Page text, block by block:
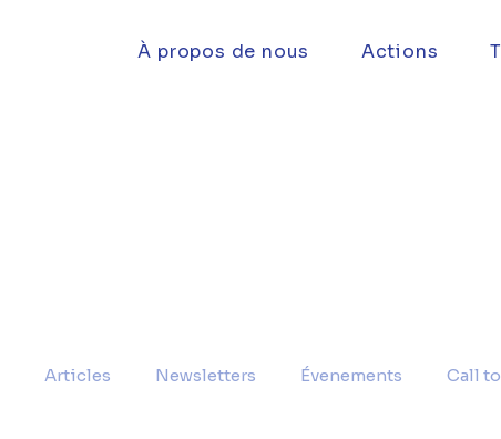
À propos de nous Actions
Articles Newsletters Évenements Call